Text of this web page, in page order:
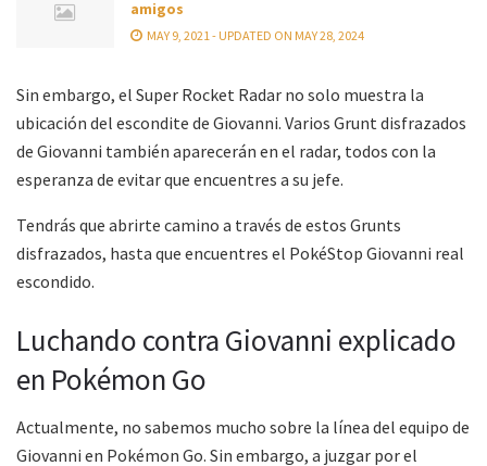
amigos
MAY 9, 2021 - UPDATED ON MAY 28, 2024
Sin embargo, el Super Rocket Radar no solo muestra la
ubicación del escondite de Giovanni. Varios Grunt disfrazados
de Giovanni también aparecerán en el radar, todos con la
esperanza de evitar que encuentres a su jefe.
Tendrás que abrirte camino a través de estos Grunts
disfrazados, hasta que encuentres el PokéStop Giovanni real
escondido.
Luchando contra Giovanni explicado
en Pokémon Go
Actualmente, no sabemos mucho sobre la línea del equipo de
Giovanni en Pokémon Go. Sin embargo, a juzgar por el